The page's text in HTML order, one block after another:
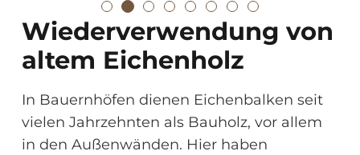
Wiederverwendung von
altem Eichenholz
In Bauernhöfen dienen Eichenbalken seit
vielen Jahrzehnten als Bauholz, vor allem
in den Außenwänden. Hier haben